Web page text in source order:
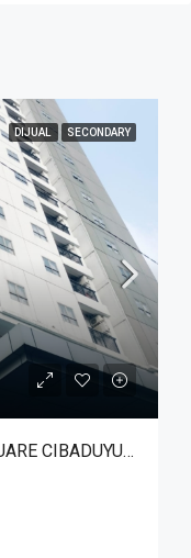
DIJUAL SECONDARY
INVESTASI PASTI CUAN! M SQUARE CIBADUYUT DEKAT MEKARWANGI